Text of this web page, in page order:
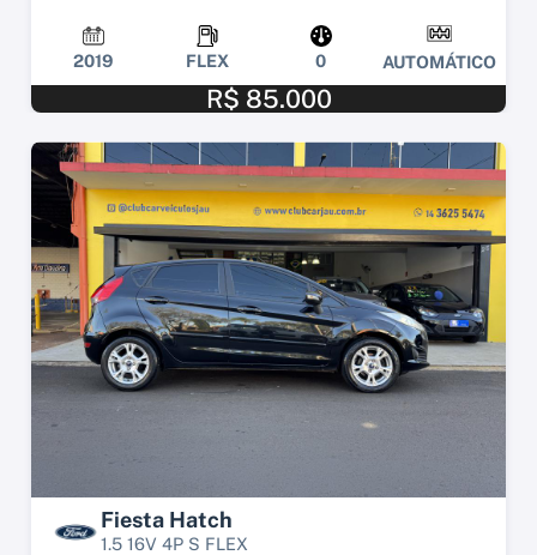
2019 FLEX 0 AUTOMÁTICO
R$ 85.000
Fiesta Hatch
1.5 16V 4P S FLEX